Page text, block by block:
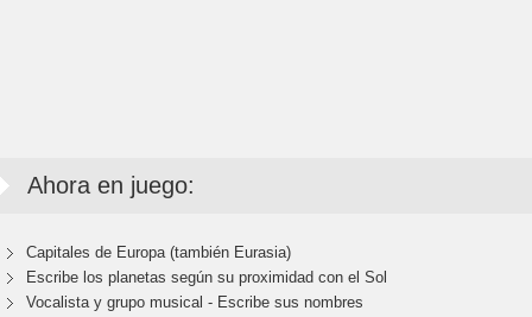
Ahora en juego:
Capitales de Europa (también Eurasia)
Escribe los planetas según su proximidad con el Sol
Vocalista y grupo musical - Escribe sus nombres